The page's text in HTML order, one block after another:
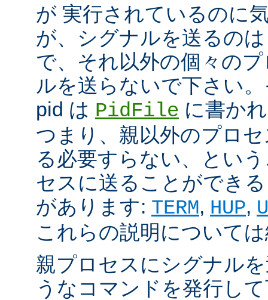
が 実行されているのに
が、シグナルを送るの
で、それ以外の個々の
ルを送らないで下さい
pid は PidFile に書か
つまり、親以外のプロ
る必要すらない、とい
セスに送ることができ
があります: TERM, HUP,
これらの説明について
親プロセスにシグナル
うなコマンドを発行し